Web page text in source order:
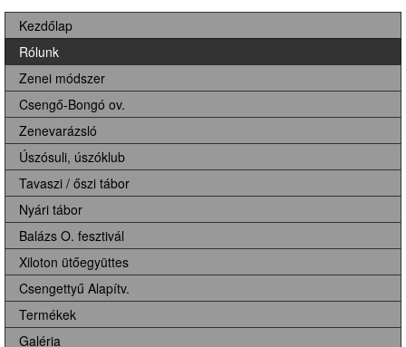
Kezdőlap
Rólunk
Zenei módszer
Csengő-Bongó ov.
Zenevarázsló
Úszósuli, úszóklub
Tavaszi / őszi tábor
Nyári tábor
Balázs O. fesztivál
Xiloton ütőegyüttes
Csengettyű Alapítv.
Termékek
Galéria